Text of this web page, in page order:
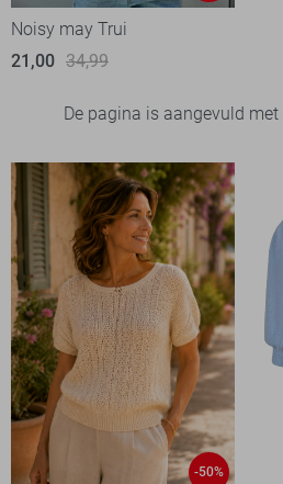
Noisy may Trui
21,00 34,99
De pagina is aangevuld
-50%